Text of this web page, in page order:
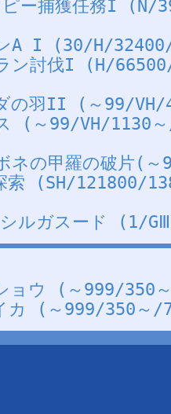
ピー捕獲任務I (N/
A I (30/H/
ン討伐I (H/
の羽II (～99/VH/
(～99/VH/1130
ネの甲羅の破片(
索 (SH/121800/
シルガスード (1/
ョウ (～999/350
カ (～999/350～/